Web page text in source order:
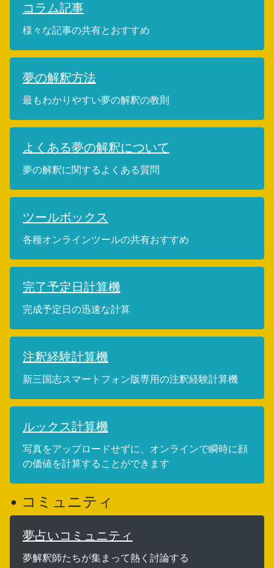
コラム記事
様々な記事の共有とおすすめ
夢の解釈方法
最もわかりやすい夢の解釈の教則
よくある夢の解釈について
夢の解釈に関するよくある質問
ツールボックス
各種オンラインツールの共有おすすめ
完了予定日計算機
完成予定日の迅速な計算
注釈経験計算機
新三国志スマートフォン版専用の注釈経験計算機
ルックス計算機
写真をアップロードせずに、オンラインで瞬時に顔
の価値を計算することができます
• コミュニティ
夢占いコミュニティ
夢解釈師たちが集まって熱く討論する